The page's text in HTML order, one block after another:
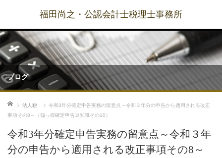
福田尚之・公認会計士税理士事務所
ブログ
ホーム 法人税
令和3年分確定申告実務の留意点～令和３年分の申告から適用される改正
事項その8～（知っ得確定申告豆知識その10）
令和3年分確定申告実務の留意点～令和３年
分の申告から適用される改正事項その8～